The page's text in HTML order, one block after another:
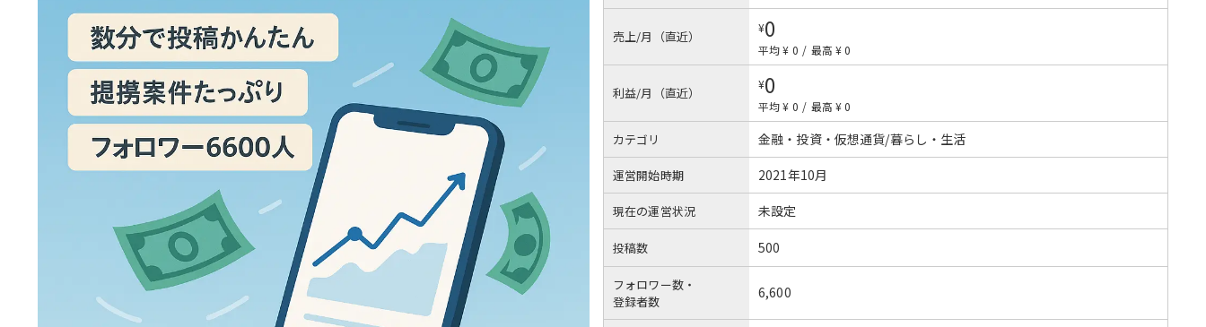
売上/月（直近）
¥0
平均 ¥ 0 / 最高 ¥ 0
利益/月（直近）
¥0
平均 ¥ 0 / 最高 ¥ 0
カテゴリ 金融・投資・仮想通貨/暮らし・生活
運営開始時期 2021年10月
現在の運営状況 未設定
投稿数 500
フォロワー数・
登録者数
6,600